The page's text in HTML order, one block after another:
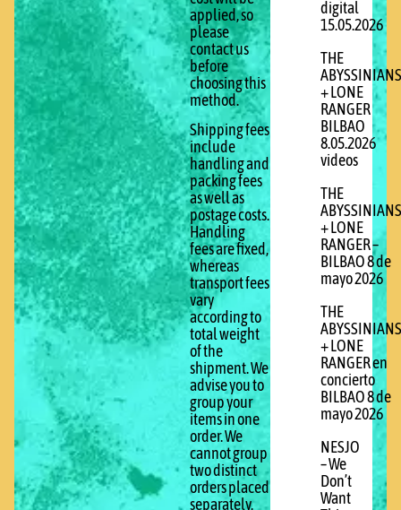
applied, so
please
contact us
before
choosing this
method.
Shipping fees
include
handling and
packing fees
as well as
postage costs.
Handling
fees are fixed,
whereas
transport fees
vary
according to
total weight
of the
shipment. We
advise you to
group your
items in one
order. We
cannot group
two distinct
orders placed
separately,
digital
15.05.2026
THE
ABYSSINIANS
+ LONE
RANGER
BILBAO
8.05.2026
videos
THE
ABYSSINIANS
+ LONE
RANGER –
BILBAO 8 de
mayo 2026
THE
ABYSSINIANS
+ LONE
RANGER en
concierto
BILBAO 8 de
mayo 2026
NESJO
– We
Don’t
Want